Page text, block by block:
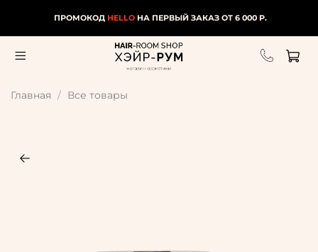
ПРОМОКОД HELLOНА ПЕРВЫЙ ЗАКАЗ ОТ 6 000 Р.
Главная Все товары